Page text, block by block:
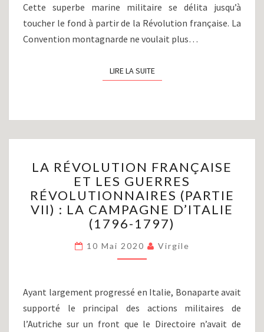
Cette superbe marine militaire se délita jusqu’à
toucher le fond à partir de la Révolution française. La
Convention montagnarde ne voulait plus…
LIRE LA SUITELIRE LA SUITE
RÉVOLUTION
FRANÇAISE
ET
LES
GUERRES
RÉVOLUTIONNAIRES
(PARTIE
VII)
CAMPAGNE
D’ITALIE
(1796-
LA RÉVOLUTION FRANÇAISE
ET LES GUERRES
RÉVOLUTIONNAIRES (PARTIE
VII) : LA CAMPAGNE D’ITALIE
(1796-1797)
10 Mai 2020 Virgile
Ayant largement progressé en Italie, Bonaparte avait
supporté le principal des actions militaires de
l’Autriche sur un front que le Directoire n’avait de